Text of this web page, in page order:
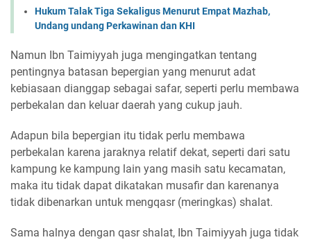
Hukum Talak Tiga Sekaligus Menurut Empat Mazhab,
Undang undang Perkawinan dan KHI
Namun Ibn Taimiyyah juga mengingatkan tentang
pentingnya batasan bepergian yang menurut adat
kebiasaan dianggap sebagai safar, seperti perlu membawa
perbekalan dan keluar daerah yang cukup jauh.
Adapun bila bepergian itu tidak perlu membawa
perbekalan karena jaraknya relatif dekat, seperti dari satu
kampung ke kampung lain yang masih satu kecamatan,
maka itu tidak dapat dikatakan musafir dan karenanya
tidak dibenarkan untuk mengqasr (meringkas) shalat.
Sama halnya dengan qasr shalat, Ibn Taimiyyah juga tidak